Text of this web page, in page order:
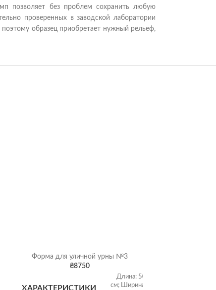
позволяет без проблем сохранить любую
проверенных в заводской лаборатории
образец приобретает нужный рельеф,
Форма для уличной урны №3
₴8750
ХАРАКТЕРИСТИКИ
Длина: 50
см; Ширина: